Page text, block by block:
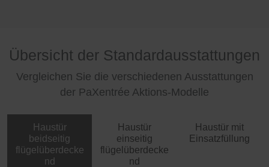
Übersicht der Standardausstattungen
Vergleichen Sie die verschiedenen Ausstattungen
der PaXentrée Aktions-Modelle
Haustür
beidseitig
flügelüberdecke
nd
Haustür
einseitig
flügelüberdecke
nd
Haustür mit
Einsatzfüllung